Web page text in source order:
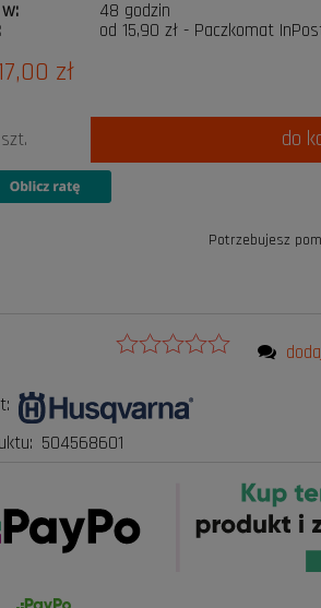
48 godzin
od 15,90 zł - Paczkomat
Cena nie zawiera ewentualnych kosztów
zł
szt. do
Potrzebujesz
504568601